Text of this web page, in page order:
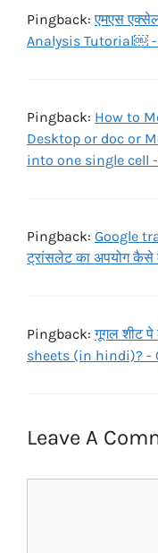
Pingback:एमएस
Analysis Tutorial￼
Pingback: How to
Desktop or doc or
into one single cell
Pingback: Google
ट्रांसलेट का अपयोग
Pingback:गूगल शीट
sheets (in hindi)? -
Leave A